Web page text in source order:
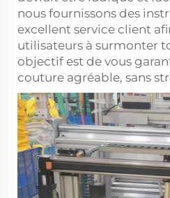
nous fournissons des
excellent service client
utilisateurs à surmonter
objectif est de vous
couture agréable, sans